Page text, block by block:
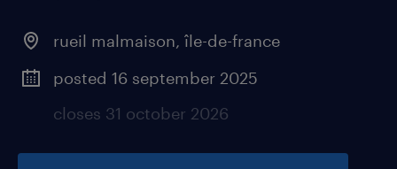
rueil malmaison, île-de-france
posted 16 september 2025
closes 31 october 2026